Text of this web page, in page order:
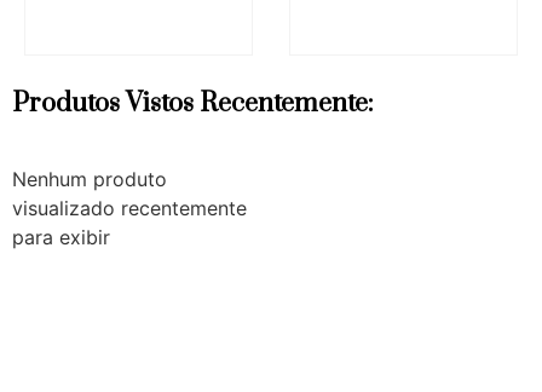
Produtos Vistos Recentemente:
Nenhum produto
visualizado recentemente
para exibir